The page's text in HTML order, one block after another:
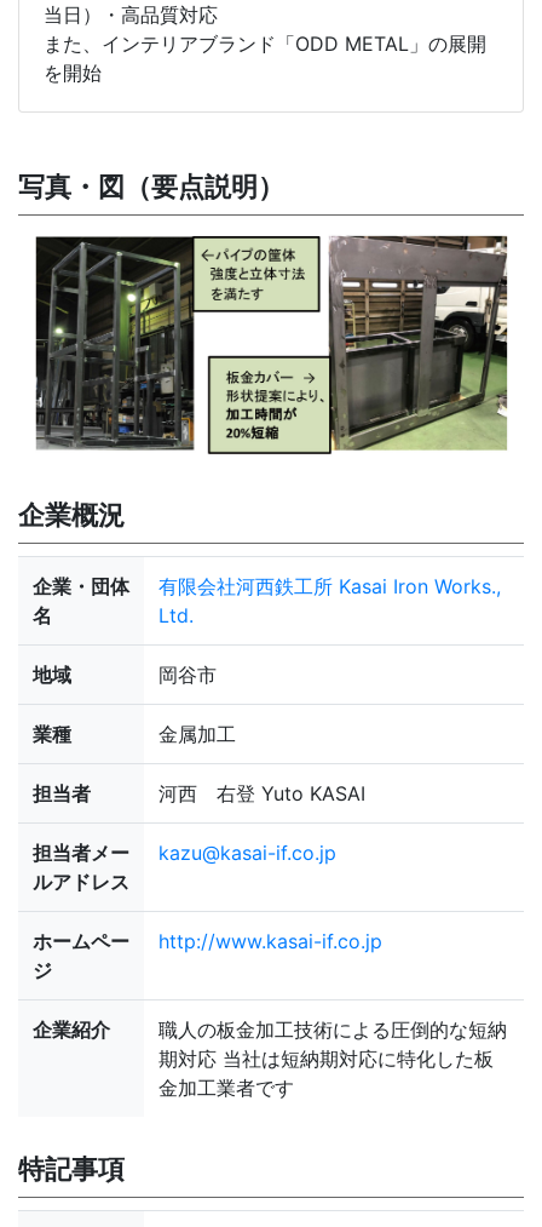
当日）・高品質対応
また、インテリアブランド「ODD METAL」の展開
を開始
写真・図（要点説明）
企業概況
企業・団体
名
有限会社河西鉄工所 Kasai Iron Works.,
Ltd.
地域 岡谷市
業種 金属加工
担当者 河西 右登 Yuto KASAI
担当者メー
ルアドレス
kazu@kasai-if.co.jp
ホームペー
ジ
http://www.kasai-if.co.jp
企業紹介
職人の板金加工技術による圧倒的な短納
期対応 当社は短納期対応に特化した板
金加工業者です
特記事項